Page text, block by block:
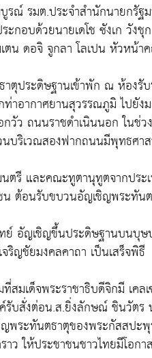
ณ์ รมต.ประจำสำนักนายกรั
กอบด้วยนายเดโช ซังเก วัง
ตน ดอจิ จูกลา โลเปน หัวหน้
ตุประดิษฐานเข้าพัก ณ ห้อง
าอากาศยานสุวรรณภูมิ ไปยั
วัว ถนนราชดำเนินนอก ในช่
บริเวณสองฟากถนนมีพุทธศ
รี และคณะทูตานุทูตจากปร
ต้อนรับขบวนอัญเชิญพระทัน
ย์ อัญเชิญขึ้นประดิษฐานบนบุ
ริญชัยมงคลคาถา เป็นเสร็จพิธี
สมเด็จพระราชาธิบดีจิกมี เค
รับสั่งต่อน.ส.ยิ่งลักษณ์ ชินวัตร
พระทันตธาตุของพระกัสสปะ
าว ให้ประชาชนชาวไทยมีโอก